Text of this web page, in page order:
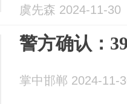
虞先森 2024-11-30
警方确认：
掌中邯郸 2024-11-